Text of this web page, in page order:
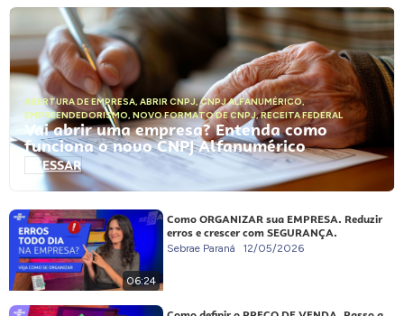
ABERTURA DE EMPRESA, ABRIR CNPJ,CNPJ ALFANUMÉRICO,
EMPREENDEDORISMO, NOVO FORMATO DE CNPJ,RECEITA FEDERAL
Vai abrir uma empresa? Entenda como
funciona o novo CNPJ Alfanumérico
ACESSAR
06:24
Como ORGANIZAR sua EMPRESA. Reduzir
erros e crescer com SEGURANÇA.
Sebrae Paraná 12/05/2026